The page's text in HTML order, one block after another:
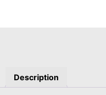
Description